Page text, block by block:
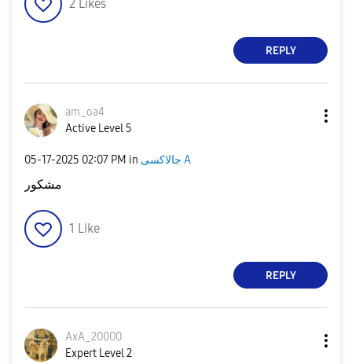
2 Likes
REPLY
am_oa4
Active Level 5
‎05-17-2025 02:07 PM in جالاكسى A
مشكور
1 Like
REPLY
AxA_20000
Expert Level 2